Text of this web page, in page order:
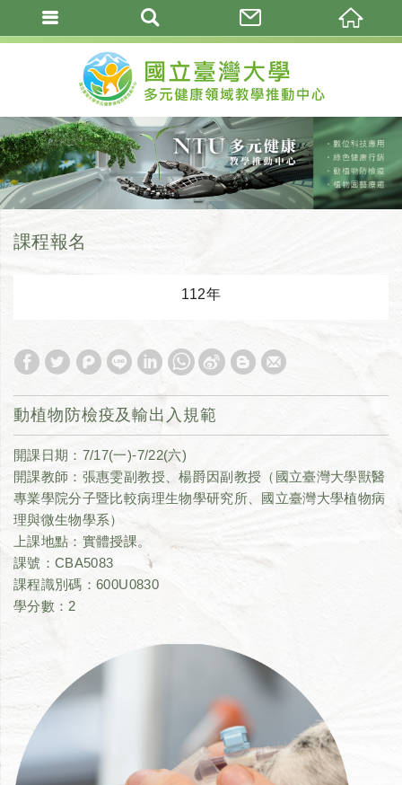
課程報名
112年
動植物防檢疫及輸出入規範
開課日期：7/17(一)-7/22(六)
開課教師：張惠雯副教授、楊爵因副教授（國立臺灣大學獸醫
專業學院分子暨比較病理生物學研究所、國立臺灣大學植物病
理與微生物學系）
上課地點：實體授課。
課號：CBA5083
課程識別碼：600U0830
學分數：2